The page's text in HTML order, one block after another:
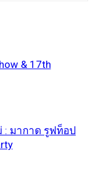
& 17th
: มากาด รูฟท็อป